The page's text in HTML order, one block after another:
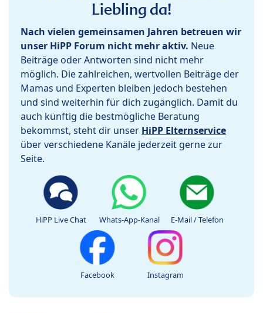
Liebling da!
Nach vielen gemeinsamen Jahren betreuen wir
unser HiPP Forum nicht mehr aktiv. Neue
Beiträge oder Antworten sind nicht mehr
möglich. Die zahlreichen, wertvollen Beiträge der
Mamas und Experten bleiben jedoch bestehen
und sind weiterhin für dich zugänglich. Damit du
auch künftig die bestmögliche Beratung
bekommst, steht dir unser HiPP Elternservice
über verschiedene Kanäle jederzeit gerne zur
Seite.
HiPP Live Chat Whats-App-Kanal E-Mail / Telefon
Facebook Instagram